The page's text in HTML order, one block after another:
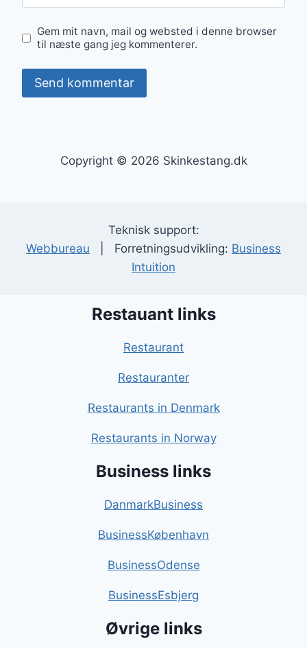
Gem mit navn, mail og websted i denne browser
til næste gang jeg kommenterer.
Copyright © 2026 Skinkestang.dk
Teknisk support:
Webbureau | Forretningsudvikling: Business
Intuition
Restauant links
Restaurant
Restauranter
Restaurants in Denmark
Restaurants in Norway
Business links
DanmarkBusiness
BusinessKøbenhavn
BusinessOdense
BusinessEsbjerg
Øvrige links